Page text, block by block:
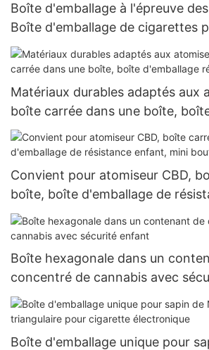
Boîte d'emballage à l'épreuve
Boîte d'emballage de cigarettes
papier vélin d'emballage
Matériaux durables adaptés aux
boîte carrée dans une boîte,
résiduel Chili
Convient pour atomiseur CBD,
boîte, boîte d'emballage de
mini bouton rond
Boîte hexagonale dans un
concentré de cannabis avec
Boîte d'emballage unique pour